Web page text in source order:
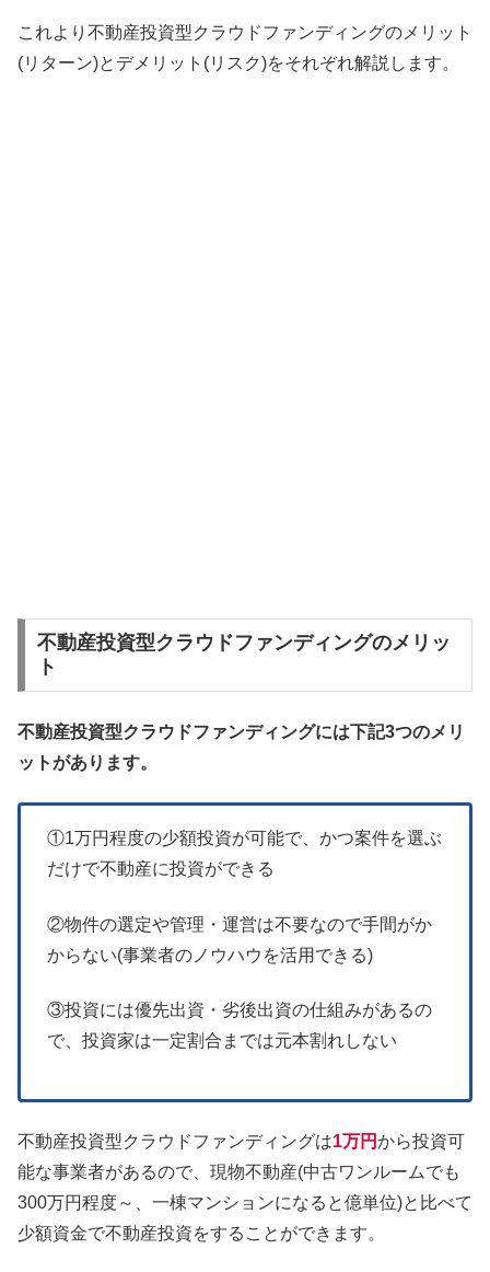
これより不動産投資型クラウドファンディングのメリット
(リターン)とデメリット(リスク)をそれぞれ解説します。
不動産投資型クラウドファンディングのメリッ
ト
不動産投資型クラウドファンディングには下記3つのメリ
ットがあります。
①1万円程度の少額投資が可能で、かつ案件を選ぶ
だけで不動産に投資ができる
②物件の選定や管理・運営は不要なので手間がか
からない(事業者のノウハウを活用できる)
③投資には優先出資・劣後出資の仕組みがあるの
で、投資家は一定割合までは元本割れしない
不動産投資型クラウドファンディングは1万円から投資可
能な事業者があるので、現物不動産(中古ワンルームでも
300万円程度～、一棟マンションになると億単位)と比べて
少額資金で不動産投資をすることができます。